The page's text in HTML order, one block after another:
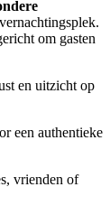
om gasten
en uitzicht op
een authentieke
vrienden of